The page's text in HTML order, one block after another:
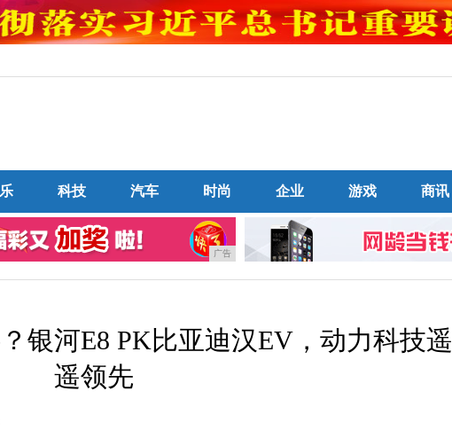
科技 汽车 时尚 企业 游戏 商讯
广告
银河E8 PK比亚迪汉EV，动力科技遥
遥领先